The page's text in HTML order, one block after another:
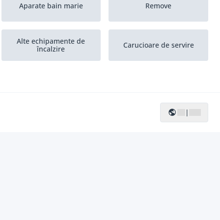
Aparate bain marie Remove
Alte echipamente de
încalzire
Carucioare de servire
|